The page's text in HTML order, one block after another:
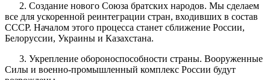
2. Создание нового Союза братских народов. Мы сделаем
все для ускоренной реинтеграции стран, входивших в состав
СССР. Началом этого процесса станет сближение России,
Белоруссии, Украины и Казахстана.
3. Укрепление обороноспособности страны. Вооруженные
Силы и военно-промышленный комплекс России будут